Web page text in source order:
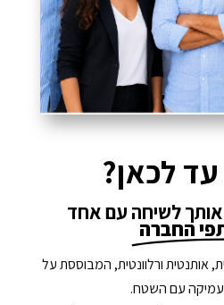
לכאן?
אותך לשיחה עם אחד
החברה
אותנטית ורלוונטית, המבוססת על
עם השטח.